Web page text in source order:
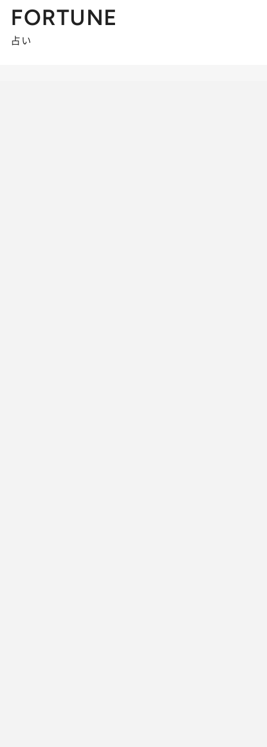
FORTUNE
占い